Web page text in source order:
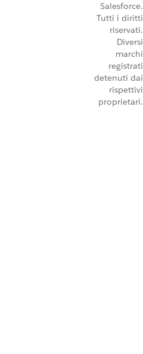
Salesforce.
Tutti i diritti
riservati.
Diversi
marchi
registrati
detenuti dai
rispettivi
proprietari.